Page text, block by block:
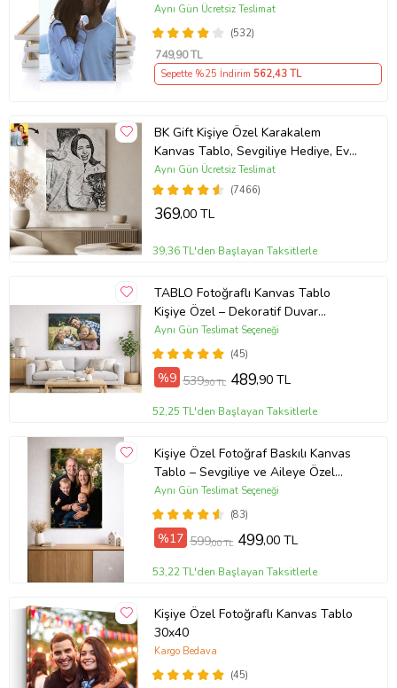
Duvar Tablosu – Sevgiliye & Aileye
Anlamlı Hediye , Babaya Hediye
(532)
Aynı Gün Ücretsiz Teslimat
749,90 TL
Sepette %25 İndirim 562,43 TL
BK Gift Kişiye Özel Karakalem
Kanvas Tablo, Sevgiliye Hediye, Ev
Hediyesi, Arkadaşa Hediye
(7466)
Aynı Gün Ücretsiz Teslimat
369,00 TL
39,36 TL'den Başlayan Taksitlerle
TABLO Fotoğraflı Kanvas Tablo
Kişiye Özel – Dekoratif Duvar
Tablosu (ÇokluRenk)
(45)
Aynı Gün Teslimat Seçeneği
%9 539,90 TL 489,90 TL
52,25 TL'den Başlayan Taksitlerle
Kişiye Özel Fotoğraf Baskılı Kanvas
Tablo – Sevgiliye ve Aileye Özel
Hediye (ÇokluRenk)
(83)
Aynı Gün Teslimat Seçeneği
%17 599,00 TL 499,00 TL
53,22 TL'den Başlayan Taksitlerle
Kişiye Özel Fotoğraflı Kanvas Tablo
30x40
(45)
Kargo Bedava